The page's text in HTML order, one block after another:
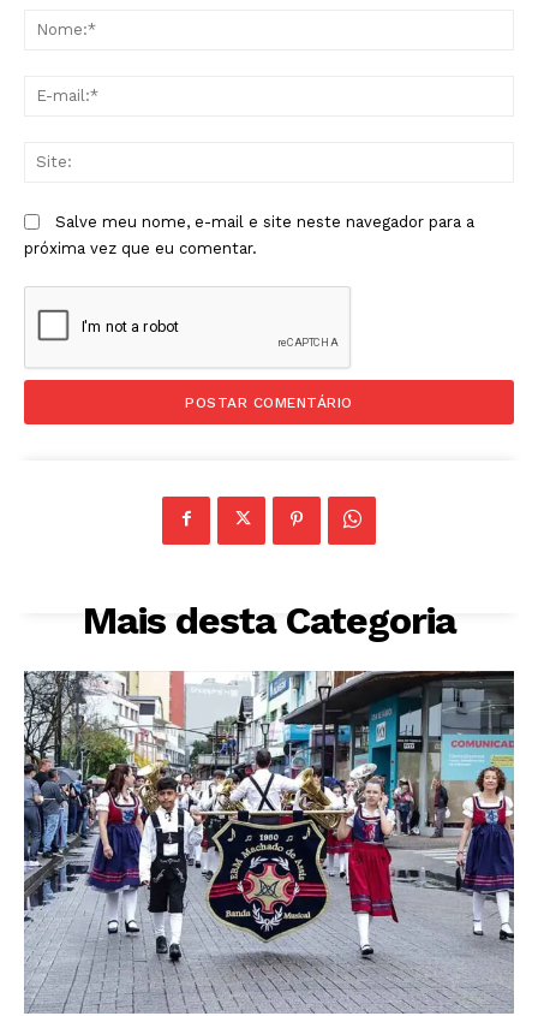
Salve meu nome, e-mail e site neste navegador para a
próxima vez que eu comentar.
Mais desta Categoria